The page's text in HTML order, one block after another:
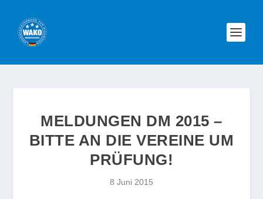
MELDUNGEN DM 2015 –
BITTE AN DIE VEREINE UM
PRÜFUNG!
8 Juni 2015